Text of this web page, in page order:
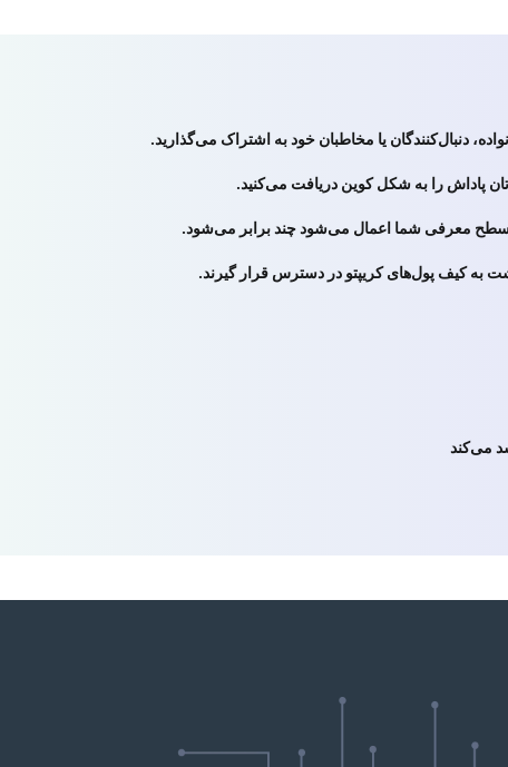
سطح معرفی شما اعمال می‌شود چند برابر می‌شود.
می‌کند